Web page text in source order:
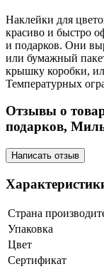
Наклейки для
красиво и быстро
и подарков. Они
или бумажный
крышку коробки,
Температурных
Отзывы о
подарков,
Написать отзыв
Страна
Упаковка
Цвет
Сертификат